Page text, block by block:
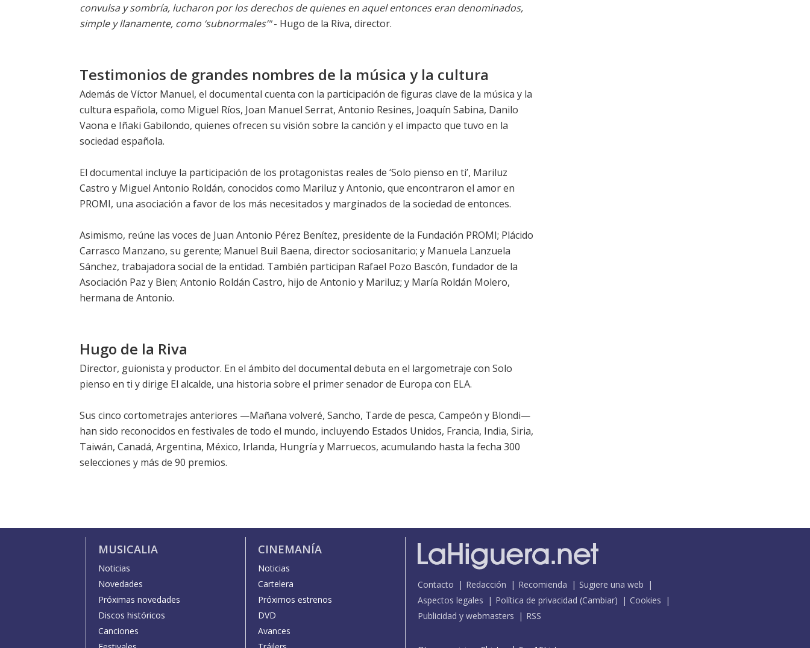
convulsa y sombría, lucharon por los derechos de quienes en aquel entonces eran denominados,
simple y llanamente, como ‘subnormales’"- Hugo de la Riva, director.
Testimonios de grandes nombres de la música y la cultura
Además de Víctor Manuel, el documental cuenta con la participación de figuras clave de la música y la
cultura española, como Miguel Ríos, Joan Manuel Serrat, Antonio Resines, Joaquín Sabina, Danilo
Vaona e Iñaki Gabilondo, quienes ofrecen su visión sobre la canción y el impacto que tuvo en la
sociedad española.
El documental incluye la participación de los protagonistas reales de ‘Solo pienso en ti’, Mariluz
Castro y Miguel Antonio Roldán, conocidos como Mariluz y Antonio, que encontraron el amor en
PROMI, una asociación a favor de los más necesitados y marginados de la sociedad de entonces.
Asimismo, reúne las voces de Juan Antonio Pérez Benítez, presidente de la Fundación PROMI; Plácido
Carrasco Manzano, su gerente; Manuel Buil Baena, director sociosanitario; y Manuela Lanzuela
Sánchez, trabajadora social de la entidad. También participan Rafael Pozo Bascón, fundador de la
Asociación Paz y Bien; Antonio Roldán Castro, hijo de Antonio y Mariluz; y María Roldán Molero,
hermana de Antonio.
Hugo de la Riva
Director, guionista y productor. En el ámbito del documental debuta en el largometraje con Solo
pienso en ti y dirige El alcalde, una historia sobre el primer senador de Europa con ELA.
Sus cinco cortometrajes anteriores —Mañana volveré, Sancho, Tarde de pesca, Campeón y Blondi—
han sido reconocidos en festivales de todo el mundo, incluyendo Estados Unidos, Francia, India, Siria,
Taiwán, Canadá, Argentina, México, Irlanda, Hungría y Marruecos, acumulando hasta la fecha 300
selecciones y más de 90 premios.
MUSICALIA
Noticias
Novedades
Próximas novedades
Discos históricos
Canciones
CINEMANÍA
Noticias
Cartelera
Próximos estrenos
DVD
Avances
Contacto Redacción Recomienda
Sugiere una web
Aspectos legales
Política de privacidad (Cambiar)
Cookies
Publicidad y webmasters
RSS